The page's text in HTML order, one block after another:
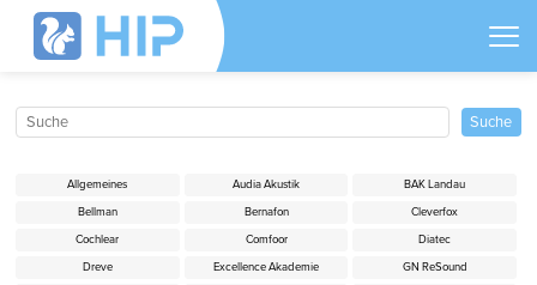
Allgemeines Audia Akustik
BAK Landau
Bellman
Bernafon
Cleverfox
Cochlear
Comfoor
Diatec
Dreve
Excellence Akademie
GN ReSound